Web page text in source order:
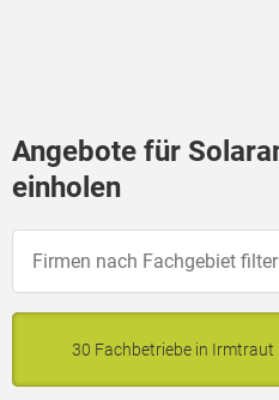
Angebote für
einholen
30 Fachbetriebe in